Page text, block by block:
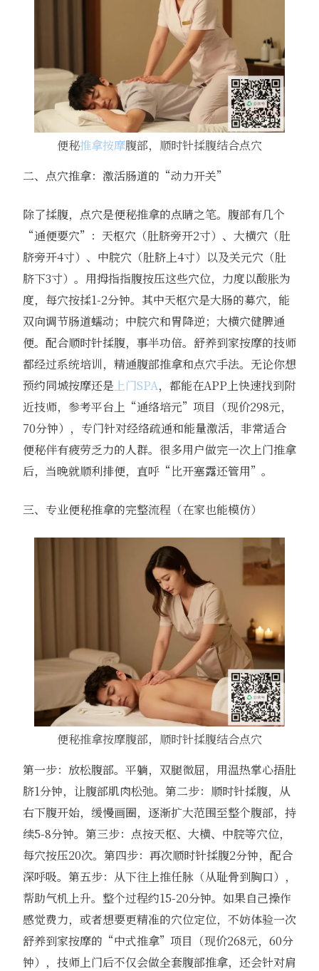
便秘推拿按摩腹部，顺时针揉腹结合点穴
二、点穴推拿：激活肠道的“动力开关”
除了揉腹，点穴是便秘推拿的点睛之笔。腹部有几个
“通便要穴”：天枢穴（肚脐旁开2寸）、大横穴（肚
脐旁开4寸）、中脘穴（肚脐上4寸）以及关元穴（肚
脐下3寸）。用拇指指腹按压这些穴位，力度以酸胀为
度，每穴按揉1-2分钟。其中天枢穴是大肠的募穴，能
双向调节肠道蠕动；中脘穴和胃降逆；大横穴健脾通
便。配合顺时针揉腹，事半功倍。舒养到家按摩的技师
都经过系统培训，精通腹部推拿和点穴手法。无论你想
预约同城按摩还是 上门SPA，都能在APP上快速找到附
近技师，参考平台上“通络培元”项目（现价298元，
70分钟），专门针对经络疏通和能量激活，非常适合
便秘伴有疲劳乏力的人群。很多用户做完一次上门推拿
后，当晚就顺利排便，直呼“比开塞露还管用”。
三、专业便秘推拿的完整流程（在家也能模仿）
便秘推拿按摩腹部，顺时针揉腹结合点穴
第一步：放松腹部。平躺，双腿微屈，用温热掌心捂肚
脐1分钟，让腹部肌肉松弛。第二步：顺时针揉腹，从
右下腹开始，缓慢画圈，逐渐扩大范围至整个腹部，持
续5-8分钟。第三步：点按天枢、大横、中脘等穴位，
每穴按压20次。第四步：再次顺时针揉腹2分钟，配合
深呼吸。第五步：从下往上推任脉（从耻骨到胸口），
帮助气机上升。整个过程约15-20分钟。如果自己操作
感觉费力，或者想要更精准的穴位定位，不妨体验一次
舒养到家按摩的“中式推拿”项目（现价268元，60分
钟），技师上门后不仅会做全套腹部推拿，还会针对肩